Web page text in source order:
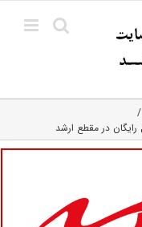
در مقطع ارشد